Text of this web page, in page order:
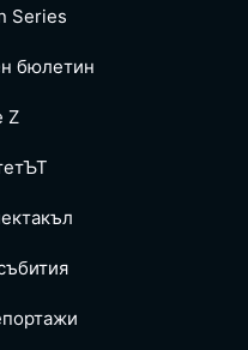
Series
бюлетин
Z